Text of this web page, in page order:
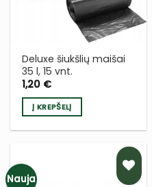
Deluxe šiukšlių maišai
35 l, 15 vnt.
1,20 €
Į KREPŠELĮ
Nauja